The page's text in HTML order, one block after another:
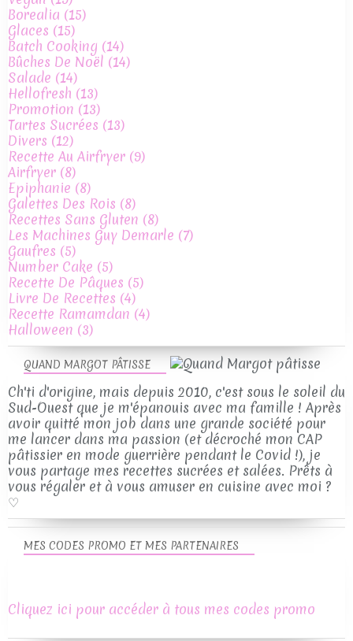
QUAND MARGOT PÂTISSE
Ch'ti d'origine, mais depuis 2010, c'est sous le soleil du
Sud-Ouest que je m'épanouis avec ma famille ! Après
avoir quitté mon job dans une grande société pour
me lancer dans ma passion (et décroché mon CAP
pâtissier en mode guerrière pendant le Covid !), je
vous partage mes recettes sucrées et salées. Prêts à
vous régaler et à vous amuser en cuisine avec moi ?
♡
Borealia (15)
Glaces (15)
Batch Cooking (14)
Bûches De Noël (14)
Salade (14)
Hellofresh (13)
Promotion (13)
Tartes Sucrées (13)
Divers (12)
Recette Au Airfryer (9)
Airfryer (8)
Epiphanie (8)
Galettes Des Rois (8)
Recettes Sans Gluten (8)
Les Machines Guy Demarle (7)
Gaufres (5)
Number Cake (5)
Recette De Pâques (5)
Livre De Recettes (4)
Recette Ramamdan (4)
Halloween (3)
MES CODES PROMO ET MES PARTENAIRES
Cliquez ici pour accéder à tous mes codes promo